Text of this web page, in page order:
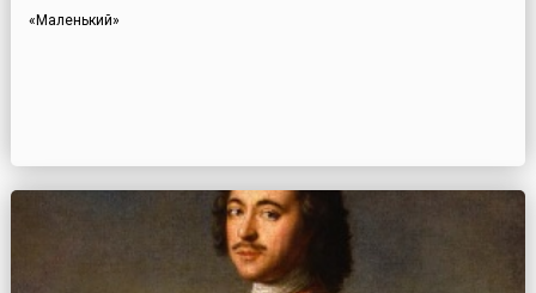
«Маленький»